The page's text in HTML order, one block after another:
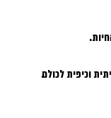
וכיפית לכולם.